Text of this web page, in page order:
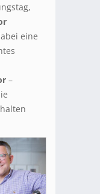
eine
–